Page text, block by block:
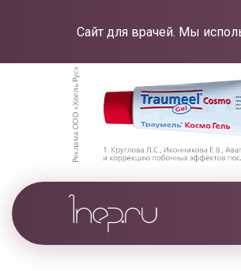
Сайт для врачей. Мы